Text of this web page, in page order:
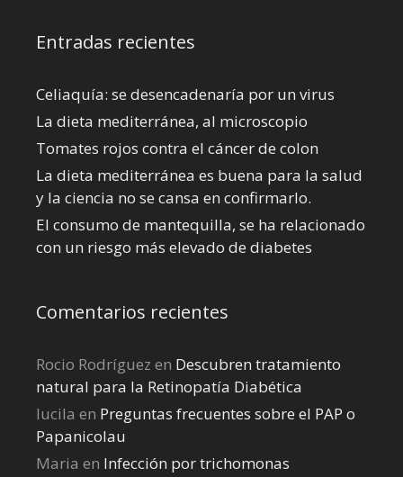
Entradas recientes
Celiaquía: se desencadenaría por un virus
La dieta mediterránea, al microscopio
Tomates rojos contra el cáncer de colon
La dieta mediterránea es buena para la salud
y la ciencia no se cansa en confirmarlo.
El consumo de mantequilla, se ha relacionado
con un riesgo más elevado de diabetes
Comentarios recientes
Rocio Rodríguez en Descubren tratamiento
natural para la Retinopatía Diabética
lucila en Preguntas frecuentes sobre el PAP o
Papanicolau
Maria en Infección por trichomonas